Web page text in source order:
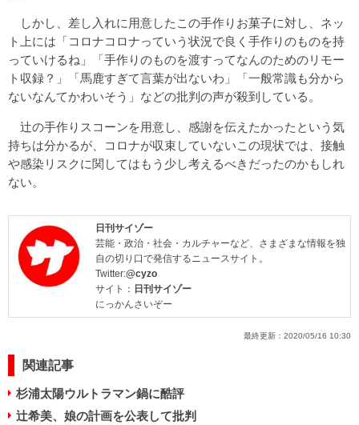
しかし、差し入れに用意したこの手作りお菓子に対し、ネッ
ト上には「コロナコロナっていう状況で良く手作りのものを持
っていけるね」「手作りのものを渡すってなんのためのリモー
ト収録？」「馬鹿すぎて言葉が出ないわ」「一般常識も分から
ないなんてかわいそう」などの批判の声が殺到している。
辻の手作りスコーンを用意し、感謝を伝えたかったという気
持ちは分かるが、コロナが収束していないこの現状では、接触
や感染リスクに関してはもう少し考えるべきだったのかもしれ
ない。
日刊サイゾー
芸能・政治・社会・カルチャーなど、さまざまな情報を独
自の切り口で発信するニュースサイト。
Twitter:@cyzo
サイト： 日刊サイゾー
にっかんさいぞー
最終更新： 2020/05/16 10:30
関連記事
杉浦太陽ウルトラマン鍋に酷評
辻希美、娘の計画を公表して批判